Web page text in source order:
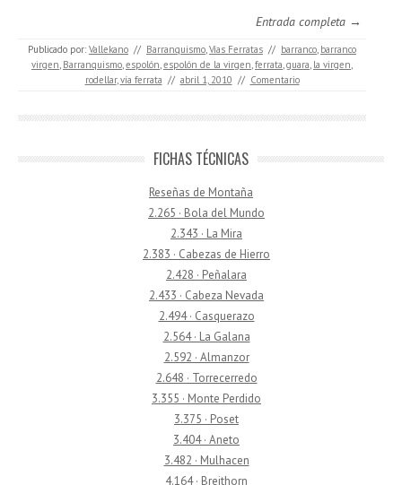
Entrada completa →
Publicado por: Vallekano // Barranquismo,Vías Ferratas // barranco, barranco
virgen, Barranquismo,espolón,espolón de la virgen,ferrata,guara, la virgen,
rodellar,vía ferrata // abril 1, 2010 // Comentario
FICHAS TÉCNICAS
Reseñas de Montaña
2.265 · Bola del Mundo
2.343 · La Mira
2.383 · Cabezas de Hierro
2.428 · Peñalara
2.433 · Cabeza Nevada
2.494 · Casquerazo
2.564 · La Galana
2.592 · Almanzor
2.648 · Torrecerredo
3.355 · Monte Perdido
3.375 · Poset
3.404 · Aneto
3.482 · Mulhacen
4.164 · Breithorn